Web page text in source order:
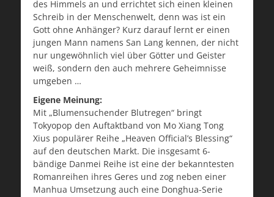
des Himmels an und errichtet sich einen kleinen
Schreib in der Menschenwelt, denn was ist ein
Gott ohne Anhänger? Kurz darauf lernt er einen
jungen Mann namens San Lang kennen, der nicht
nur ungewöhnlich viel über Götter und Geister
weiß, sondern den auch mehrere Geheimnisse
umgeben …
Eigene Meinung:
Mit „Blumensuchender Blutregen“ bringt
Tokyopop den Auftaktband von Mo Xiang Tong
Xius populärer Reihe „Heaven Official’s Blessing“
auf den deutschen Markt. Die insgesamt 6-
bändige Danmei Reihe ist eine der bekanntesten
Romanreihen ihres Geres und zog neben einer
Manhua Umsetzung auch eine Donghua-Serie